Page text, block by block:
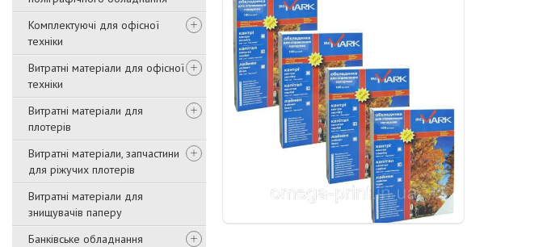
Комплектуючі для офісної
техніки
Витратні матеріали для офісної
техніки
Витратні матеріали для
плотерів
Витратні матеріали, запчастини
для ріжучих плотерів
Витратні матеріали для
знищувачів паперу
Банківське обладнання